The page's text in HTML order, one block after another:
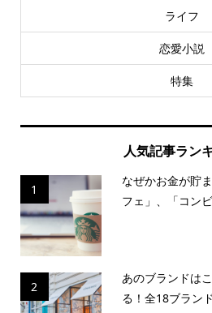
ライフ
恋愛小説
特集
人気記事ラン
1
なぜかお金が貯
フェ」、「コン
2
あのブランドは
る！全18ブラン